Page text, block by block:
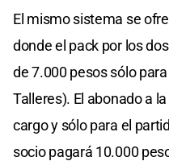
El mismo sistema se
donde el pack por los
de 7.000 pesos sólo
Talleres). El abonado a
cargo y sólo para el
socio pagará 10.000